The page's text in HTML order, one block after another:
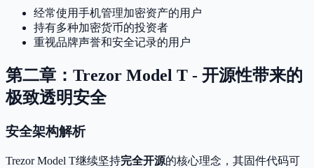
经常使用手机管理加密资产的用户
持有多种加密货币的投资者
重视品牌声誉和安全记录的用户
第二章：Trezor Model T - 开源性带来的
极致透明安全
安全架构解析
Trezor Model T继续坚持完全开源的核心理念，其固件代码可